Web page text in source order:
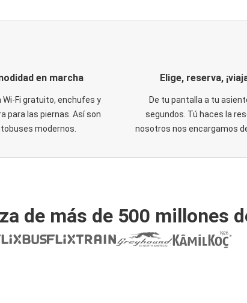
en marcha
Wi-Fi gratuito, enchufes y
para las piernas. Así son
modernos.
Elige, reserva,
De tu pantalla a tu
segundos. Tú haces la
nosotros nos encargamos
de más de 500 millones